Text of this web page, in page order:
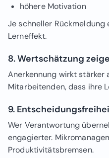
höhere Motivation
Je schneller
Lerneffekt.
8. Wertschätzung
Anerkennung wirkt stärker
Mitarbeitenden, dass ihre
9.
Wer Verantwortung
engagierter.
Produktivitätsbremsen.